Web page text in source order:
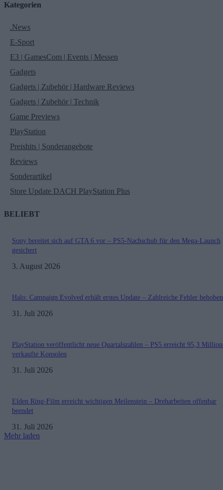
Kategorien
.News
E-Sport
E3 | GamesCom | Events | Messen
Gadgets
Gadgets | Zubehör | Hardware Reviews
Gadgets | Zubehör | Technik
Game Previews
PlayStation
Preishits | Sonderangebote
Reviews
Sonderartikel
Store Update DACH PlayStation Plus
BELIEBT
Sony bereitet sich auf GTA 6 vor – PS5-Nachschub für den Mega-Launch
gesichert
3. August 2026
Halo: Campaign Evolved erhält erstes Update – Zahlreiche Fehler behoben
31. Juli 2026
PlayStation veröffentlicht neue Quartalszahlen – PS5 erreicht 95,3
verkaufte Konsolen
31. Juli 2026
Elden Ring-Film erreicht wichtigen Meilenstein – Dreharbeiten offenbar
beendet
31. Juli 2026
Mehr laden